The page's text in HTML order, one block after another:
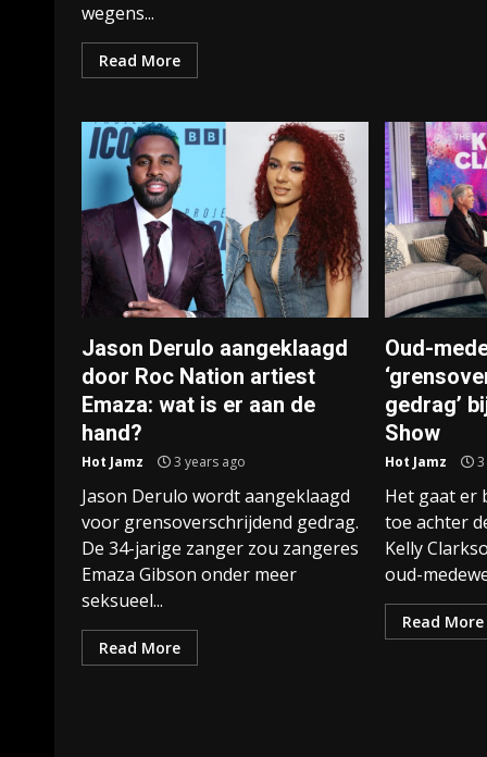
wegens...
Read More
Jason Derulo aangeklaagd
door Roc Nation artiest
Emaza: wat is er aan de
hand?
Hot Jamz 3 years ago
Jason Derulo wordt aangeklaagd
voor grensoverschrijdend gedrag.
De 34-jarige zanger zou zangeres
Emaza Gibson onder meer
seksueel...
Read More
Oud-
gedrag’
Show
Hot Jamz
Het gaat er
toe achter
Kelly
oud-
Read More